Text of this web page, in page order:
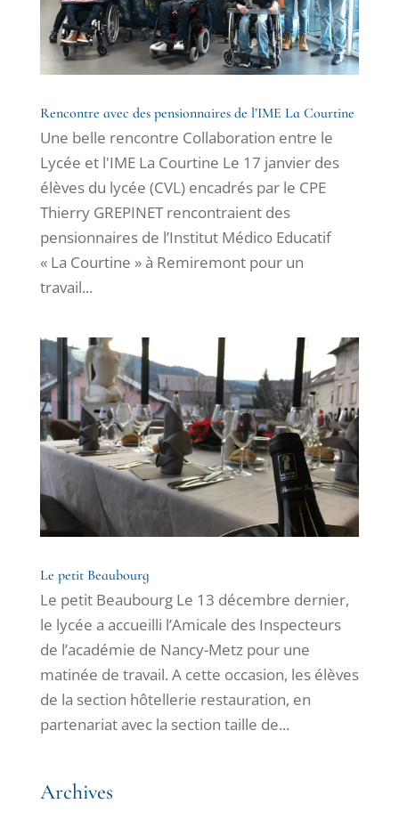
Rencontre avec des pensionnaires de l’IME La Courtine
Une belle rencontre Collaboration entre le
Lycée et l'IME La Courtine Le 17 janvier des
élèves du lycée (CVL) encadrés par le CPE
Thierry GREPINET rencontraient des
pensionnaires de l’Institut Médico Educatif
« La Courtine » à Remiremont pour un
travail...
Le petit Beaubourg
Le petit Beaubourg Le 13 décembre dernier,
le lycée a accueilli l’Amicale des Inspecteurs
de l’académie de Nancy-Metz pour une
matinée de travail. A cette occasion, les élèves
de la section hôtellerie restauration, en
partenariat avec la section taille de...
Archives